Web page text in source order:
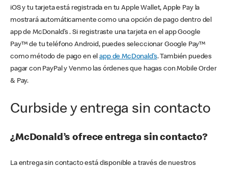
iOS y tu tarjeta está registrada en tu Apple Wallet, Apple Pay la
mostrará automáticamente como una opción de pago dentro del
app de McDonald’s . Si registraste una tarjeta en el app Google
Pay™ de tu teléfono Android, puedes seleccionar Google Pay™
como método de pago en elapp de McDonald’s. También puedes
pagar con PayPal y Venmo las órdenes que hagas con Mobile Order
& Pay.
Curbside y entrega sin contacto
¿McDonald’s ofrece entrega sin contacto?
La entrega sin contacto está disponible a través de nuestros